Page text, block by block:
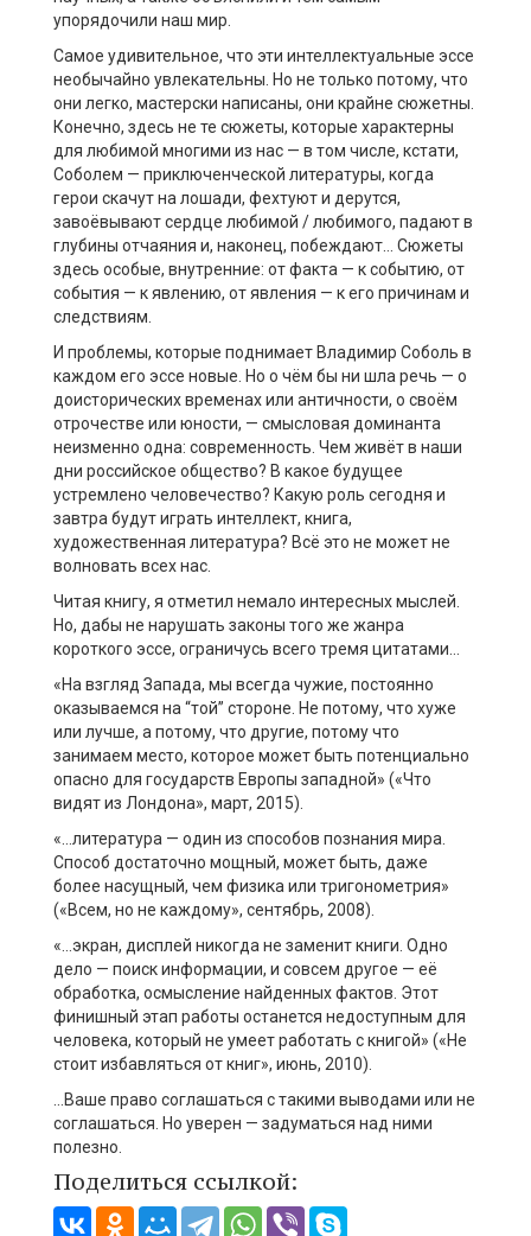
упорядочили наш мир.
Самое удивительное, что эти интеллектуальные эссе
необычайно увлекательны. Но не только потому, что
они легко, мастерски написаны, они крайне сюжетны.
Конечно, здесь не те сюжеты, которые характерны
для любимой многими из нас — в том числе, кстати,
Соболем — приключенческой литературы, когда
герои скачут на лошади, фехтуют и дерутся,
завоёвывают сердце любимой / любимого, падают в
глубины отчаяния и, наконец, побеждают… Сюжеты
здесь особые, внутренние: от факта — к событию, от
события — к явлению, от явления — к его причинам и
следствиям.
И проблемы, которые поднимает Владимир Соболь в
каждом его эссе новые. Но о чём бы ни шла речь — о
доисторических временах или античности, о своём
отрочестве или юности, — смысловая доминанта
неизменно одна: современность. Чем живёт в наши
дни российское общество? В какое будущее
устремлено человечество? Какую роль сегодня и
завтра будут играть интеллект, книга,
художественная литература? Всё это не может не
волновать всех нас.
Читая книгу, я отметил немало интересных мыслей.
Но, дабы не нарушать законы того же жанра
короткого эссе, ограничусь всего тремя цитатами…
«На взгляд Запада, мы всегда чужие, постоянно
оказываемся на “той” стороне. Не потому, что хуже
или лучше, а потому, что другие, потому что
занимаем место, которое может быть потенциально
опасно для государств Европы западной» («Что
видят из Лондона», март, 2015).
«…литература — один из способов познания мира.
Способ достаточно мощный, может быть, даже
более насущный, чем физика или тригонометрия»
(«Всем, но не каждому», сентябрь, 2008).
«…экран, дисплей никогда не заменит книги. Одно
дело — поиск информации, и совсем другое — её
обработка, осмысление найденных фактов. Этот
финишный этап работы останется недоступным для
человека, который не умеет работать с книгой» («Не
стоит избавляться от книг», июнь, 2010).
…Ваше право соглашаться с такими выводами или не
соглашаться. Но уверен — задуматься над ними
полезно.
Поделиться ссылкой: